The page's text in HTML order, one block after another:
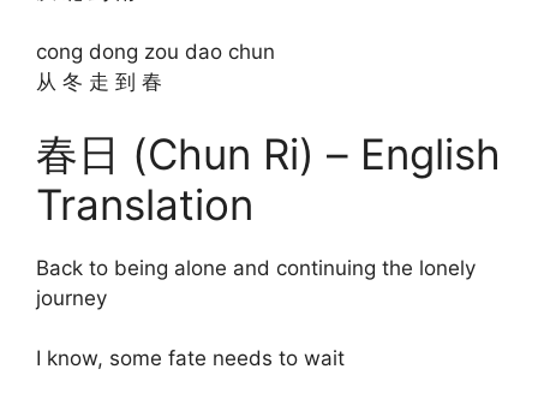
cong dong zou dao chun
从 冬 走 到 春
春日 (Chun Ri) – English
Translation
Back to being alone and continuing the lonely
journey
I know, some fate needs to wait